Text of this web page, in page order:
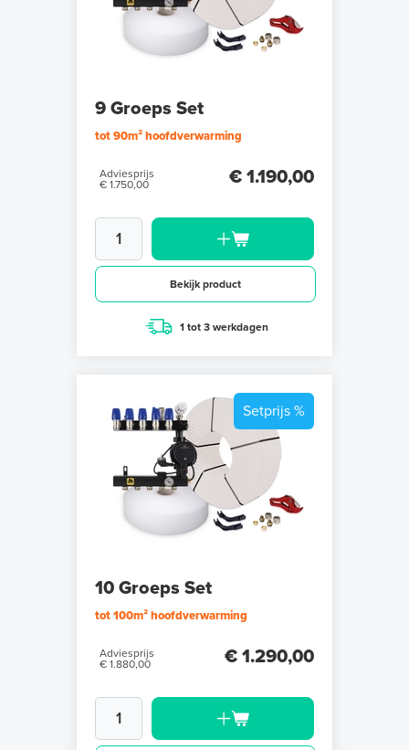
9 Groeps Set
tot 90m² hoofdverwarming
Adviesprijs
€ 1.750,00
€ 1.190,00
Bekijk product
1 tot 3 werkdagen
Setprijs %
10 Groeps Set
tot 100m² hoofdverwarming
Adviesprijs
€ 1.880,00
€ 1.290,00